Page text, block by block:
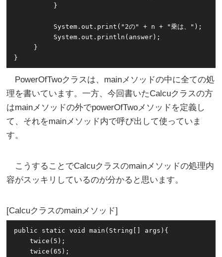
          }
          System.out.print("2の" + n + "乗は、");
          System.out.println(answer);
     }
}
PowerOfTwoクラスは、mainメソッドの中に全ての処
理を書いています。一方、今回書いたCalcuクラスの方
はmainメソッドの外でpowerOfTwoメソッドを定義し
て、それをmainメソッド内で呼び出して使っていま
す。
こうすることでCalcuクラスのmainメソッドの処理内
容がスッキリしているのが分かると思います。
Calcuクラスのmainメソッド
public static void main(String[] args){
    twice(5);
    twice(65);